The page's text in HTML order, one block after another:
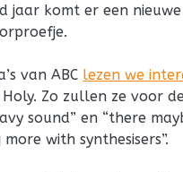
jaar komt er een
van ABC lezen we
Zo zullen ze voor
sound” en “there
with synthesisers”.